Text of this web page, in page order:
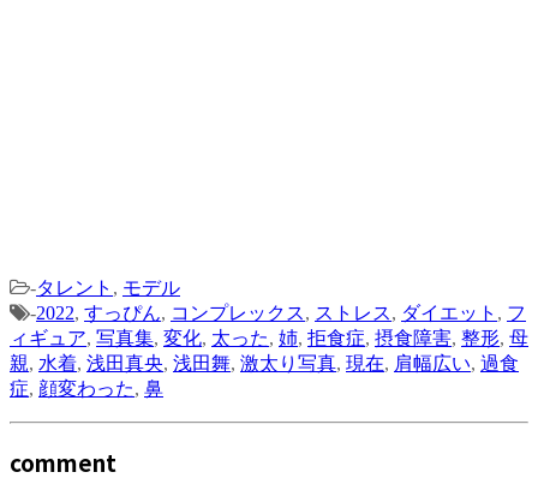
-タレント , モデル
-2022, すっぴん, コンプレックス, ストレス, ダイエット , フ
ィギュア, 写真集, 変化, 太った, 姉, 拒食症, 摂食障害, 整形, 母
親, 水着, 浅田真央, 浅田舞, 激太り写真, 現在, 肩幅広い, 過食
症, 顔変わった, 鼻
comment